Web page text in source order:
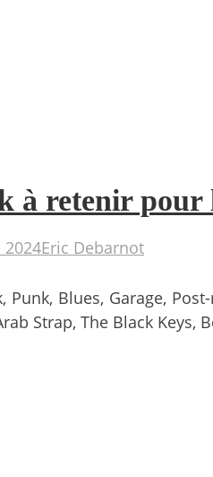
à retenir pour
Eric Debarnot
Punk, Blues, Garage,
Strap, The Black Keys,